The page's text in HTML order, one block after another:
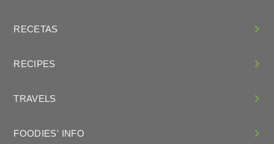
RECETAS
RECIPES
TRAVELS
FOODIES' INFO